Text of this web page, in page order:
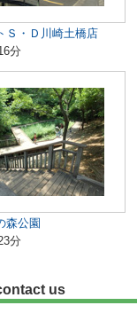
Ｓ・Ｄ川崎土橋店
分
森公園
分
us